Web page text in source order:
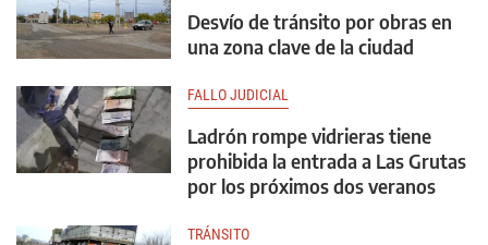
Desvío de tránsito por obras en
una zona clave de la ciudad
FALLO JUDICIAL
Ladrón rompe vidrieras tiene
prohibida la entrada a Las Grutas
por los próximos dos veranos
TRÁNSITO